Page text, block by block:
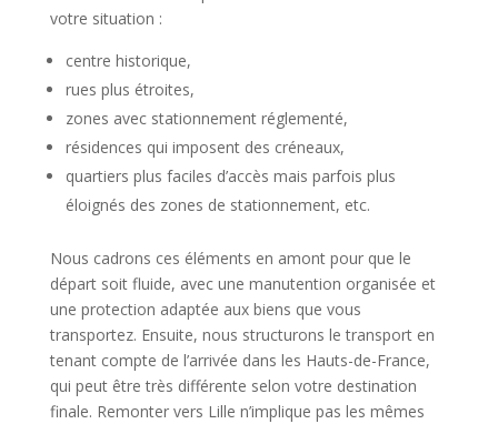
votre situation :
centre historique,
rues plus étroites,
zones avec stationnement réglementé,
résidences qui imposent des créneaux,
quartiers plus faciles d’accès mais parfois plus
éloignés des zones de stationnement, etc.
Nous cadrons ces éléments en amont pour que le
départ soit fluide, avec une manutention organisée et
une protection adaptée aux biens que vous
transportez. Ensuite, nous structurons le transport en
tenant compte de l’arrivée dans les Hauts-de-France,
qui peut être très différente selon votre destination
finale. Remonter vers Lille n’implique pas les mêmes